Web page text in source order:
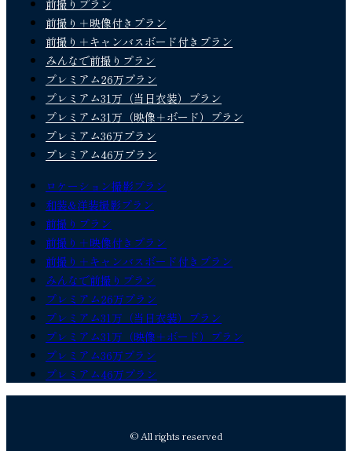
前撮りプラン
前撮り＋映像付きプラン
前撮り＋キャンバスボード付きプラン
みんなで前撮りプラン
プレミアム26万プラン
プレミアム31万（当日衣装）プラン
プレミアム31万（映像＋ボード）プラン
プレミアム36万プラン
プレミアム46万プラン
ロケーション撮影プラン
和装&洋装撮影プラン
前撮りプラン
前撮り＋映像付きプラン
前撮り＋キャンバスボード付きプラン
みんなで前撮りプラン
プレミアム26万プラン
プレミアム31万（当日衣装）プラン
プレミアム31万（映像＋ボード）プラン
プレミアム36万プラン
プレミアム46万プラン
© All rights reserved